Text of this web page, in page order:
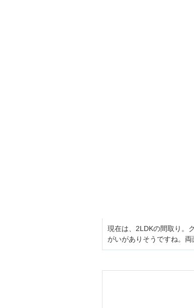
現在は、2LDKの間取り。
がいがありそうですね。両